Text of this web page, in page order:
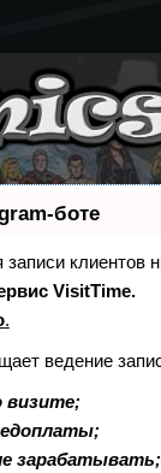
боте
VisitTime.
.
ведение
визите;
зарабатывать;